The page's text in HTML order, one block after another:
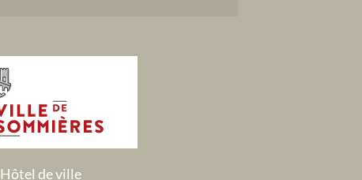
Hôtel de ville